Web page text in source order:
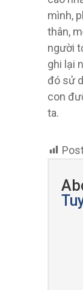
mình,
thân,
người
ghi lại
đó sử
con
ta.